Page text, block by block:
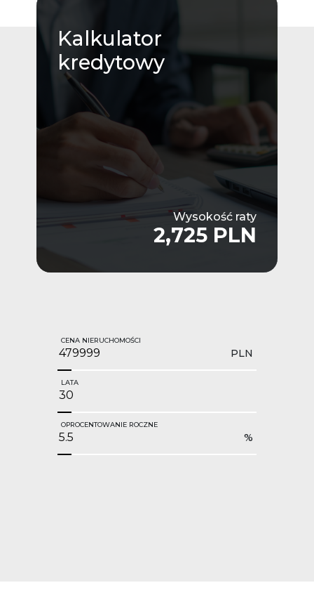
Kalkulator
kredytowy
Wysokość raty
2,725 PLN
CENA NIERUCHOMOŚCI
PLN
LATA
OPROCENTOWANIE ROCZNE
%